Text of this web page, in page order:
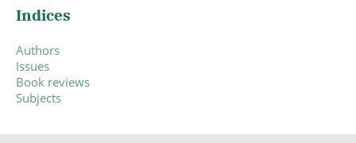
Indices
Authors
Issues
Book reviews
Subjects